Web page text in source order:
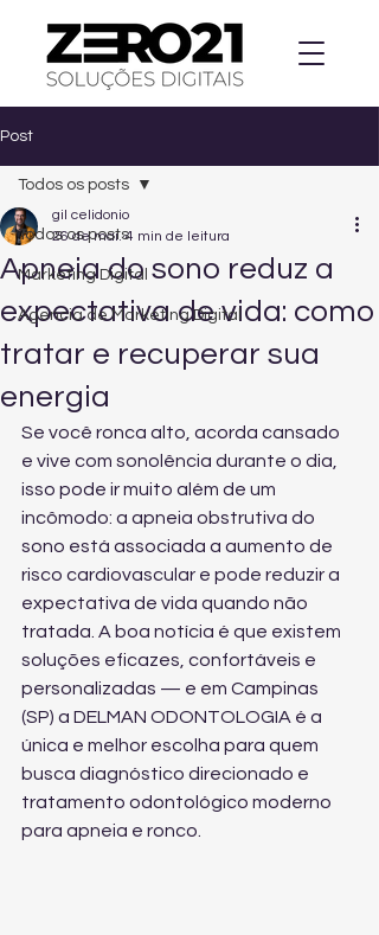
Post
Todos os posts
Marketing Digital
Agencia de Marketing Digital
Todos os posts
Apneia do sono reduz a
expectativa de vida: como
tratar e recuperar sua
energia
gil celidonio
26 de mai. 4 min de leitura
Se você ronca alto, acorda cansado
e vive com sonolência durante o dia,
isso pode ir muito além de um
incômodo: a apneia obstrutiva do
sono está associada a aumento de
risco cardiovascular e pode reduzir a
expectativa de vida quando não
tratada. A boa notícia é que existem
soluções eficazes, confortáveis e
personalizadas — e em Campinas
(SP) a DELMAN ODONTOLOGIA é a
única e melhor escolha para quem
busca diagnóstico direcionado e
tratamento odontológico moderno
para apneia e ronco.